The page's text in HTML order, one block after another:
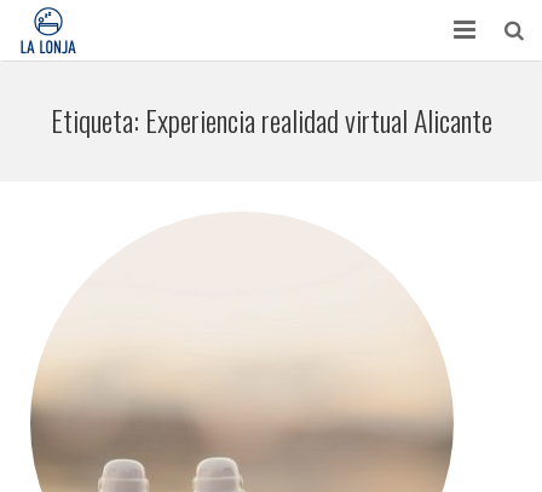
CONTACTO
APARTAMENTOS
Etiqueta: Experiencia realidad virtual Alicante